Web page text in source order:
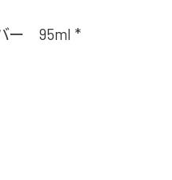
ー 95ml *